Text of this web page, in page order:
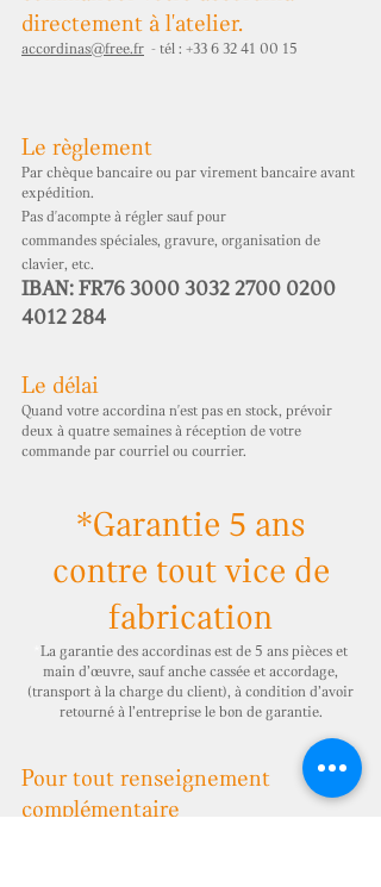
directement à l'atelier.
accordinas@free.fr - tél : +33 6 32 41 00 15
Le règlement
Par chèque bancaire ou par virement bancaire avant
expédition.
Pas d'acompte à régler sauf pour
commandes spéciales, gravure, organisation de
clavier, etc.
IBAN: FR76 3000 3032 2700 0200
4012 284
Le délai
Quand votre accordina n'est pas en stock, prévoir
deux à quatre semaines à réception de votre
commande par courriel ou courrier.
*Garantie 5 ans
contre tout vice de
fabrication
La garantie des accordinas est de 5 ans pièces et
main d’œuvre, sauf anche cassée et accordage,
(transport à la charge du client), à condition d’avoir
retourné à l’entreprise le bon de garantie.
Pour tout renseignement
complémentaire